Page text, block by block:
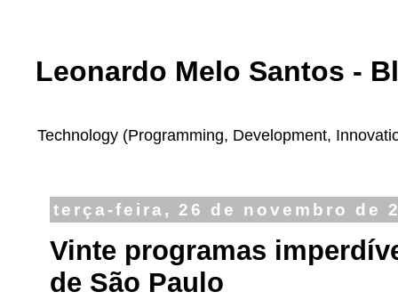
Leonardo Melo Santos -
Technology (Programming, Development,
terça-feira, 26 de novembro de
Vinte programas
de São Paulo